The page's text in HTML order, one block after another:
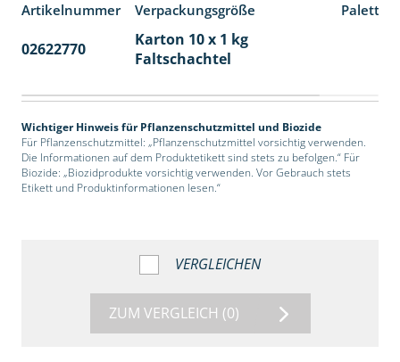
Artikelnummer Verpackungsgröße
02622770
Karton 10 x 1 kg
Faltschachtel
Wichtiger Hinweis für Pflanzenschutzmittel und Biozide
Für Pflanzenschutzmittel: „Pflanzenschutzmittel vorsichtig verwenden.
Die Informationen auf dem Produktetikett sind stets zu befolgen.“ Für
Biozide: „Biozidprodukte vorsichtig verwenden. Vor Gebrauch stets
Etikett und Produktinformationen lesen.“
VERGLEICHEN
ZUM VERGLEICH (0)